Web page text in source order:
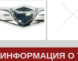
ИНФОРМАЦИЯ О